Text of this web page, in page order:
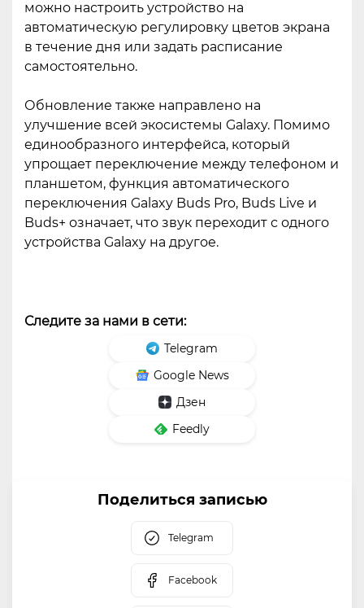
можно настроить устройство на
автоматическую регулировку цветов экрана
в течение дня или задать расписание
самостоятельно.
Обновление также направлено на
улучшение всей экосистемы Galaxy. Помимо
единообразного интерфейса, который
упрощает переключение между телефоном и
планшетом, функция автоматического
переключения Galaxy Buds Pro, Buds Live и
Buds+ означает, что звук переходит с одного
устройства Galaxy на другое.
Следите за нами в сети:
Telegram
Google News
Дзен
Feedly
Поделиться записью
Telegram
Facebook